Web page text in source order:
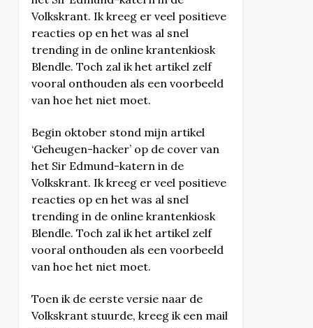
Volkskrant. Ik kreeg er veel positieve
reacties op en het was al snel
trending in de online krantenkiosk
Blendle. Toch zal ik het artikel zelf
vooral onthouden als een voorbeeld
van hoe het niet moet.
Begin oktober stond mijn artikel
‘Geheugen-hacker’ op de cover van
het Sir Edmund-katern in de
Volkskrant. Ik kreeg er veel positieve
reacties op en het was al snel
trending in de online krantenkiosk
Blendle. Toch zal ik het artikel zelf
vooral onthouden als een voorbeeld
van hoe het niet moet.
Toen ik de eerste versie naar de
Volkskrant stuurde, kreeg ik een mail